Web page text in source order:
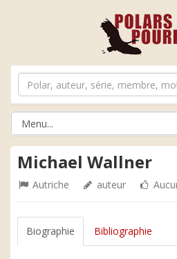
Michael Wallner
Autriche auteur
Biographie Bibliographie